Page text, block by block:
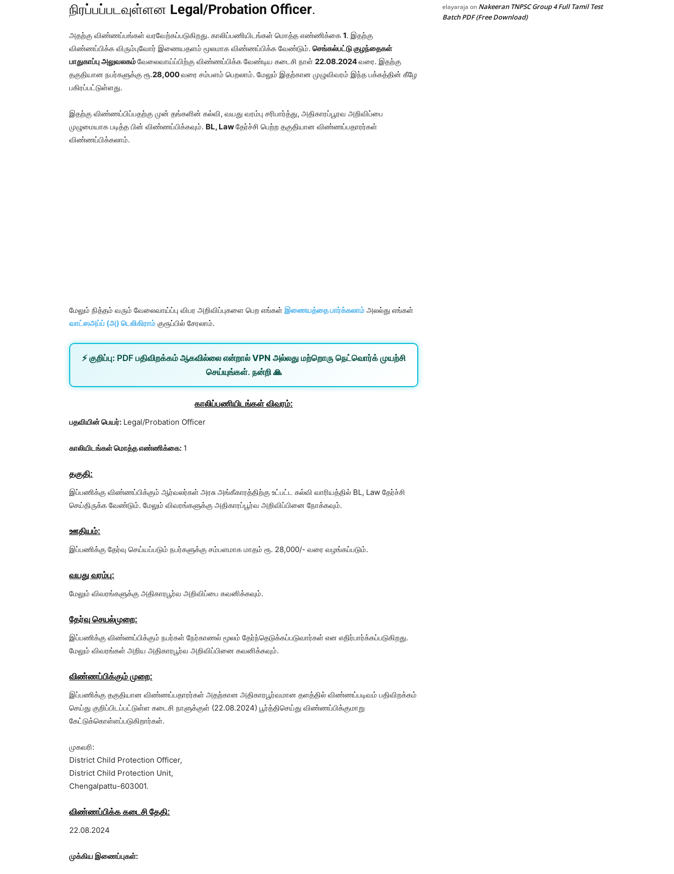
நிரப்பப்படவுள்ளன Legal/Probation Officer.
அதற்கு விண்ணப்பங்கள் வரவேற்கப்படுகிறது. காலிப்பணியிடங்கள் மொத்த எண்ணிக்கை 1. இதற்கு
விண்ணப்பிக்க விரும்புவோர் இணையதளம் மூலமாக விண்ணப்பிக்க வேண்டும். செங்கல்பட்டு குழந்தைகள்
பாதுகாப்பு அலுவலகம்வேலைவாய்ப்பிற்கு விண்ணப்பிக்க வேண்டிய கடைசி நாள் 22.08.2024வரை. இதற்கு
தகுதியான நபர்களுக்கு ரூ.28,000வரை சம்பளம் பெறலாம். மேலும் இதற்கான முழுவிவரம் இந்த பக்கத்தின் கீழே
பகிரப்பட்டுள்ளது.
இதற்கு விண்ணப்பிப்பதற்கு முன் தங்களின் கல்வி, வயது வரம்பு சரிபார்த்து, அதிகாரப்பூரவ அறிவிப்பை
முழுமையாக படித்த பின் விண்ணப்பிக்கவும். BL, Lawதேர்ச்சி பெற்ற தகுதியான விண்ணப்பதாரர்கள்
விண்ணப்பிக்கலாம்.
மேலும் நித்தம் வரும் வேலைவாய்ப்பு விபர அறிவிப்புகளை பெற எங்கள் இணையத்தை பார்க்கலாம் அலல்து எங்கள்
வாட்ஸஅப்ப் (அ) டெலிகிராம் குரூப்பில் சேரலாம்.
⚡ குறிப்பு: PDF பதிவிறக்கம் ஆகவில்லை என்றால் VPN அல்லது மற்றொரு நெட்வொர்க் முயற்சி
செய்யுங்கள். நன்றி 🙏
காலிப்பணியிடங்கள் விவரம்:
பதவியின் பெயர்: Legal/Probation Officer
காலியிடங்கள் மொத்த எண்ணிக்கை: 1
தகுதி:
இப்பணிக்கு விண்ணப்பிக்கும் ஆர்வலர்கள் அரசு அங்கீகாரத்திற்கு உட்பட்ட கல்வி வாரியத்தில் BL, Law தேர்ச்சி
செய்திருக்க வேண்டும். மேலும் விவரங்களுக்கு அதிகாரப்பூர்வ அறிவிப்பினை நோக்கவும்.
ஊதியம்:
இப்பணிக்கு தேர்வு செய்யப்படும் நபர்களுக்கு சம்பளமாக மாதம் ரூ. 28,000/- வரை வழங்கப்படும்.
வயது வரம்பு:
மேலும் விவரங்களுக்கு அதிகாரபூர்வ அறிவிப்பை கவனிக்கவும்.
தேர்வு செயல்முறை:
இப்பணிக்கு விண்ணப்பிக்கும் நபர்கள் நேர்காணல் மூலம் தேர்ந்தெடுக்கப்படுவார்கள் என எதிர்பார்க்கப்படுகிறது.
மேலும் விவரங்கள் அறிய அதிகாரபூர்வ அறிவிப்பினை கவனிக்கவும்.
விண்ணப்பிக்கும் முறை:
இப்பணிக்கு தகுதியான விண்ணப்பதாரர்கள் அதற்கான அதிகாரபூர்வமான தளத்தில் விண்ணப்படிவம் பதிவிறக்கம்
செய்து குறிப்பிடப்பட்டுள்ள கடைசி நாளுக்குள் (22.08.2024) பூர்த்திசெய்து விண்ணப்பிக்குமாறு
கேட்டுக்கொள்ளப்படுகிறார்கள்.
முகவரி:
District Child Protection Officer,
District Child Protection Unit,
Chengalpattu-603001.
விண்ணப்பிக்க கடைசி தேதி:
22.08.2024
முக்கிய இணைப்புகள்:
elayaraja on Nakeeran TNPSC Group 4 Full Tamil Test
Batch PDF (Free Download)